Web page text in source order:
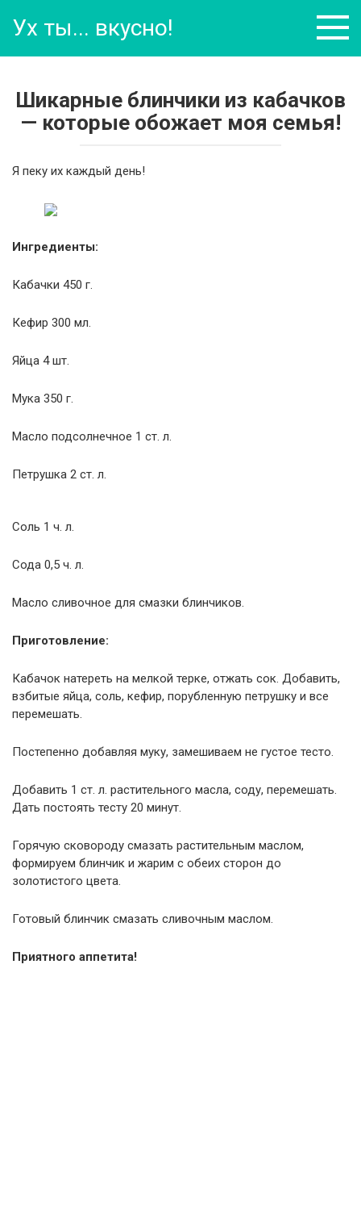
Ух ты... вкусно!
Шикарные блинчики из кабачков
— которые обожает моя семья!
Я пеку их каждый день!
Ингредиенты:
Кабачки 450 г.
Кефир 300 мл.
Яйца 4 шт.
Мука 350 г.
Масло подсолнечное 1 ст. л.
Петрушка 2 ст. л.
Соль 1 ч. л.
Сода 0,5 ч. л.
Масло сливочное для смазки блинчиков.
Приготовление:
Кабачок натереть на мелкой терке, отжать сок. Добавить,
взбитые яйца, соль, кефир, порубленную петрушку и все
перемешать.
Постепенно добавляя муку, замешиваем не густое тесто.
Добавить 1 ст. л. растительного масла, соду, перемешать.
Дать постоять тесту 20 минут.
Горячую сковороду смазать растительным маслом,
формируем блинчик и жарим с обеих сторон до
золотистого цвета.
Готовый блинчик смазать сливочным маслом.
Приятного аппетита!